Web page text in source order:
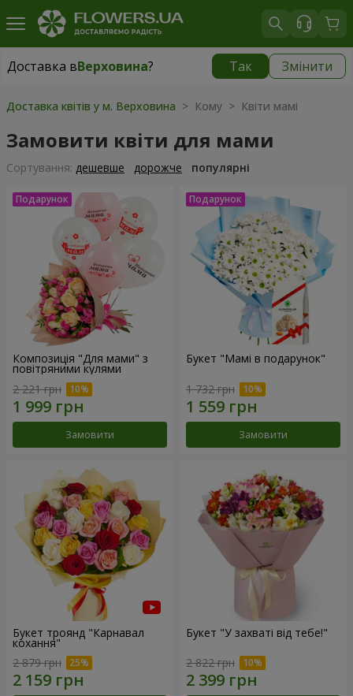
Доставка вВерховина? Так Змінити
Доставка вВерховина|
Доставка квітів у м. Верховина > Кому > Квіти мамі
Замовити квіти для мами
Сортування: дешевше дорожче популярні
Композиція "Для мами" з
повітряними кулями
2 221 грн
Замовити
Букет "Мамі в подарунок"
1 732 грн
Замовити
Букет троянд "Карнавал
кохання"
2 879 грн
Букет "У захваті від тебе!"
2 822 грн